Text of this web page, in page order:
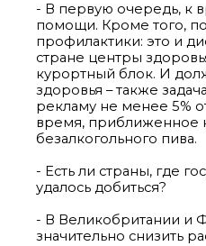
- В первую очередь, к
помощи. Кроме того,
профилактики: это и
стране центры
курортный блок. И
здоровья – также
рекламу не менее 5%
время, приближенное
безалкогольного пива.
- Есть ли страны, где
удалось добиться?
- В Великобритании и
значительно снизить